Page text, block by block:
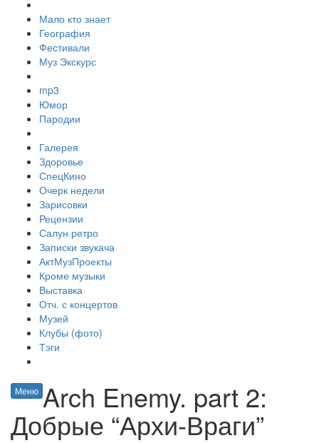
Мало кто знает
География
Фестивали
Муз Экскурс
mp3
Юмор
Пародии
Галерея
Здоровье
СпецКино
Очерк недели
Зарисовки
Рецензии
Салун ретро
Записки звукача
АктМузПроекты
Кроме музыки
Выставка
Отч. с концертов
Музей
Клубы (фото)
Тэги
Меню Arch Enemy. part 2:
Добрые “Архи-Враги”